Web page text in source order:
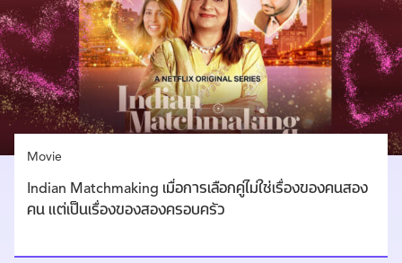
Movie
Indian Matchmaking เมื่อการเลือกคู่ไม่ใช่เรื่องของคนสอง
คน แต่เป็นเรื่องของสองครอบครัว